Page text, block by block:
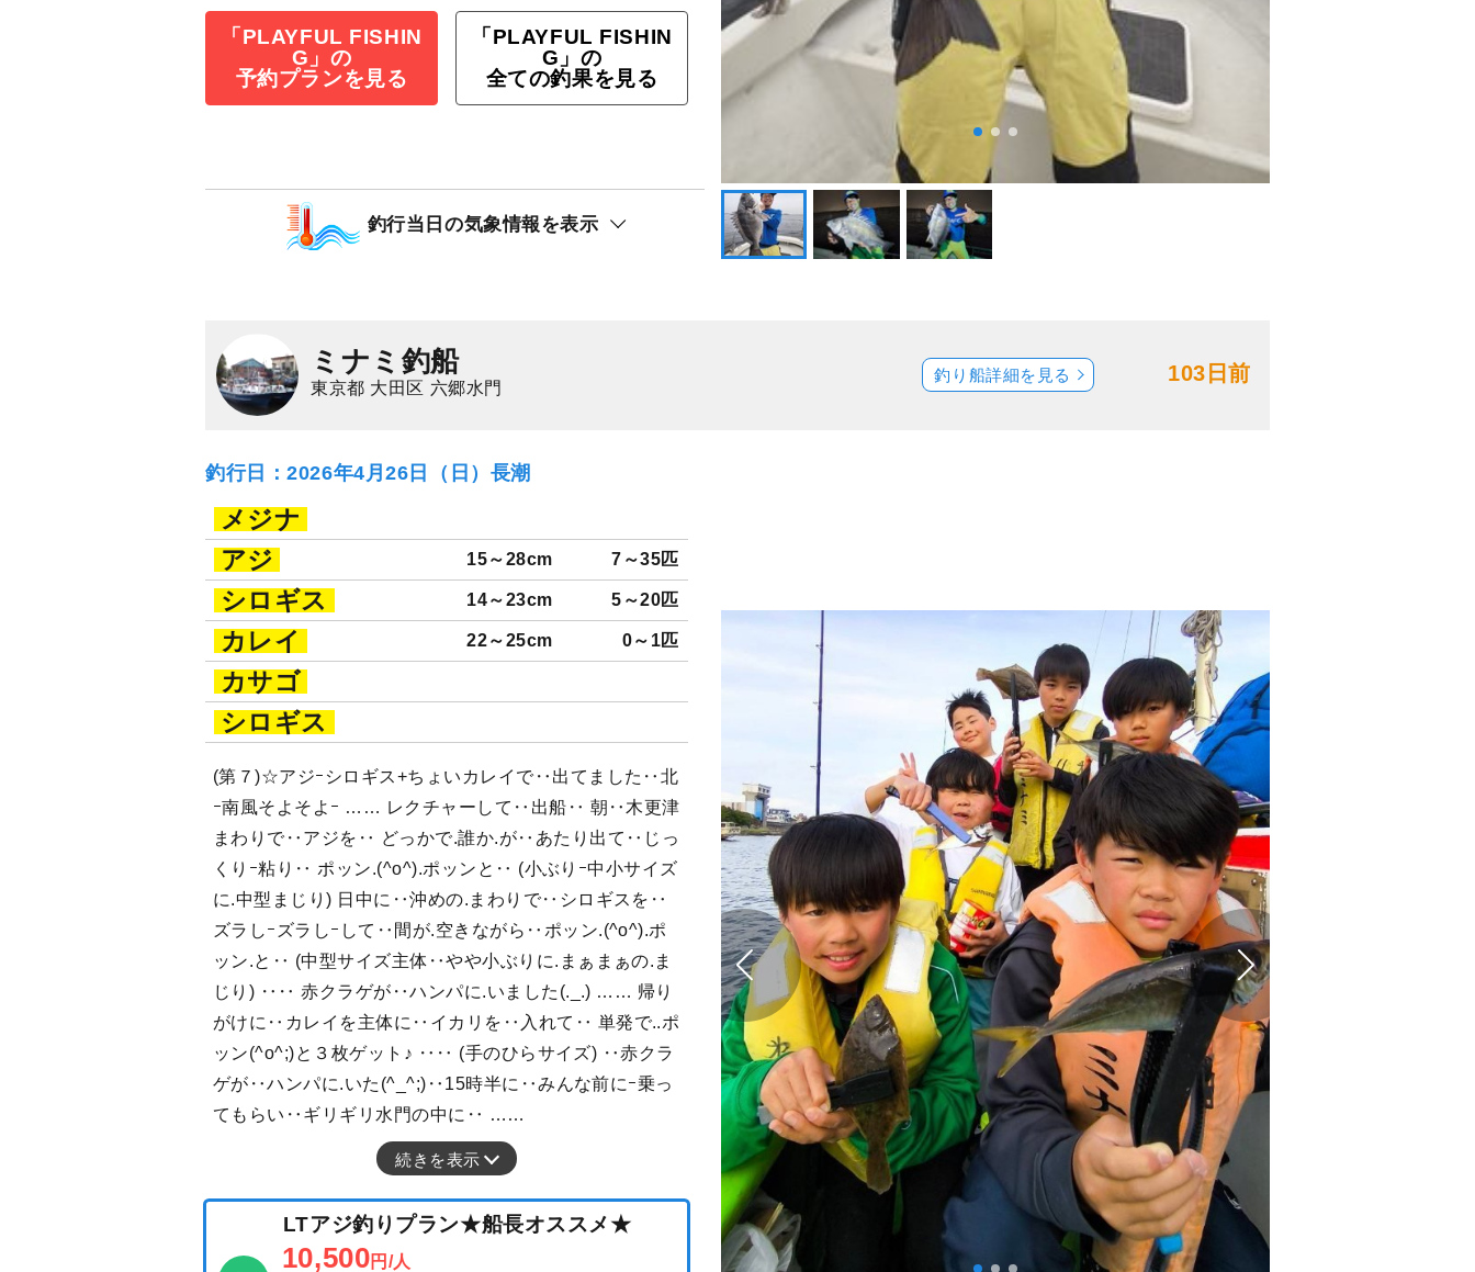
乗合
＜6時出船～8時帰港＞2時間便☆小物釣
りプラン［船長がおすすめの魚種を選
択・ご提案］
9,000円/人
アジ（マアジ） シロギス
「PLAYFUL FISHIN
G」の
予約プランを見る
「PLAYFUL FISHIN
G」の
全ての釣果を見る
釣行当日の気象情報を表示
ミナミ釣船
東京都 大田区 六郷水門
103日前
釣り船詳細を見る
釣行日：2026年4月26日（日）長潮
メジナ
アジ
15～28cm 7～35匹
シロギス 14～23cm 5～20匹
カレイ 22～25cm 0～1匹
カサゴ
シロギス
(第７)☆アジｰシロギス+ちょいカレイで‥出てました‥北
ｰ南風そよそよｰ …… レクチャーして‥出船‥ 朝‥木更津
まわりで‥アジを‥ どっかで.誰か.が‥あたり出て‥じっ
くりｰ粘り‥ ポッン.(^o^).ポッンと‥ (小ぶりｰ中小サイズ
に.中型まじり) 日中に‥沖めの.まわりで‥シロギスを‥
ズラしｰズラしｰして‥間が.空きながら‥ポッン.(^o^).ポ
ッン.と‥ (中型サイズ主体‥やや小ぶりに.まぁまぁの.ま
じり) ‥‥ 赤クラゲが‥ハンパに.いました(._.) …… 帰り
がけに‥カレイを主体に‥イカリを‥入れて‥ 単発で..ポ
ッン(^o^;)と３枚ゲット♪ ‥‥ (手のひらサイズ) ‥赤クラ
ゲが‥ハンパに.いた(^_^;)‥15時半に‥みんな前にｰ乗っ
てもらい‥ギリギリ水門の中に‥ ……
続きを表示